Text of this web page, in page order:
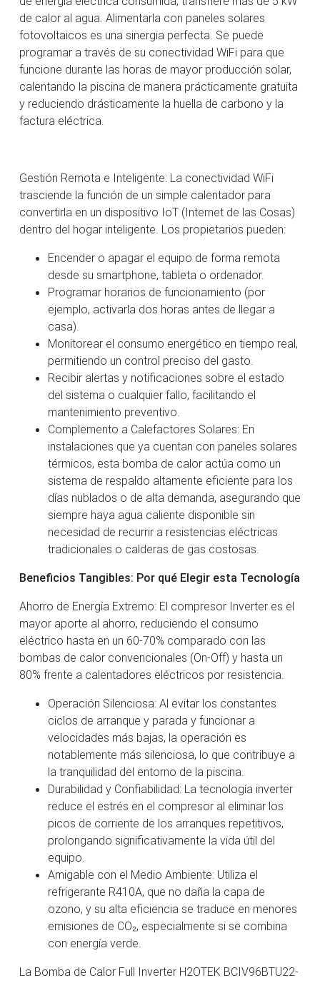
de calor al agua. Alimentarla con paneles solares
fotovoltaicos es una sinergia perfecta. Se puede
programar a través de su conectividad WiFi para que
funcione durante las horas de mayor producción solar,
calentando la piscina de manera prácticamente gratuita
y reduciendo drásticamente la huella de carbono y la
factura eléctrica.
Gestión Remota e Inteligente: La conectividad WiFi
trasciende la función de un simple calentador para
convertirla en un dispositivo IoT (Internet de las Cosas)
dentro del hogar inteligente. Los propietarios pueden:
Encender o apagar el equipo de forma remota
desde su smartphone, tableta o ordenador.
Programar horarios de funcionamiento (por
ejemplo, activarla dos horas antes de llegar a
casa).
Monitorear el consumo energético en tiempo real,
permitiendo un control preciso del gasto.
Recibir alertas y notificaciones sobre el estado
del sistema o cualquier fallo, facilitando el
mantenimiento preventivo.
Complemento a Calefactores Solares: En
instalaciones que ya cuentan con paneles solares
térmicos, esta bomba de calor actúa como un
sistema de respaldo altamente eficiente para los
días nublados o de alta demanda, asegurando que
siempre haya agua caliente disponible sin
necesidad de recurrir a resistencias eléctricas
tradicionales o calderas de gas costosas.
Beneficios Tangibles: Por qué Elegir esta Tecnología
Ahorro de Energía Extremo: El compresor Inverter es el
mayor aporte al ahorro, reduciendo el consumo
eléctrico hasta en un 60-70% comparado con las
bombas de calor convencionales (On-Off) y hasta un
80% frente a calentadores eléctricos por resistencia.
Operación Silenciosa: Al evitar los constantes
ciclos de arranque y parada y funcionar a
velocidades más bajas, la operación es
notablemente más silenciosa, lo que contribuye a
la tranquilidad del entorno de la piscina.
Durabilidad y Confiabilidad: La tecnología inverter
reduce el estrés en el compresor al eliminar los
picos de corriente de los arranques repetitivos,
prolongando significativamente la vida útil del
equipo.
Amigable con el Medio Ambiente: Utiliza el
refrigerante R410A, que no daña la capa de
ozono, y su alta eficiencia se traduce en menores
emisiones de CO₂, especialmente si se combina
con energía verde.
La Bomba de Calor Full Inverter H2OTEK BCIV96BTU22-